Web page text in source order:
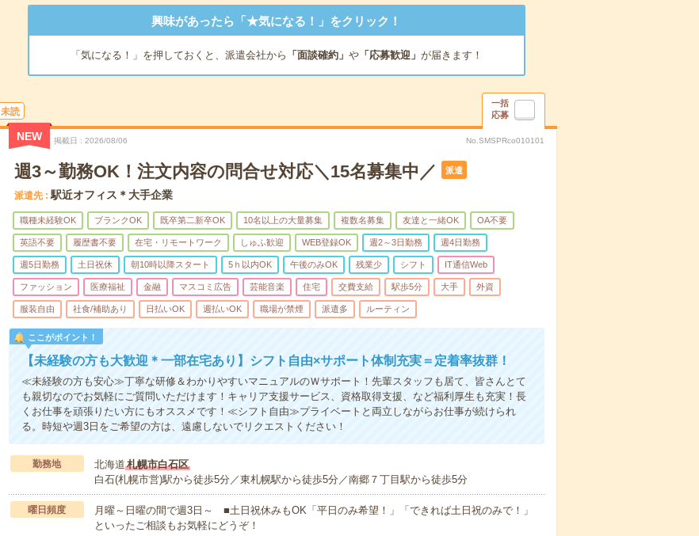
興味があったら「★気になる！」をクリック！
「気になる！」を押しておくと、派遣会社から 「面談確約」 や「応募歓迎」 が届きます！
未読
一括
応募
NEW 掲載日 2026/08/06 No.SMSPRco010101
週3～勤務OK！注文内容の問合せ対応＼15名募集中／ 派遣
派遣先 駅近オフィス＊大手企業
職種未経験OK ブランクOK 既卒第二新卒OK 10名以上の大量募集 複数名募集 友達と一緒OK OA不要
英語不要 履歴書不要 在宅・リモートワーク しゅふ歓迎 WEB登録OK 週2～3日勤務 週4日勤務
週5日勤務 土日祝休 朝10時以降スタート 5ｈ以内OK 午後のみOK 残業少 シフト IT通信Web
ファッション 医療福祉 金融 マスコミ広告 芸能音楽 住宅 交費支給 駅歩5分 大手 外資
服装自由 社食/補助あり 日払いOK 週払いOK 職場が禁煙 派遣多 ルーティン
ここがポイント！
【未経験の方も大歓迎＊一部在宅あり】シフト自由×サポート体制充実＝定着率抜群！
≪未経験の方も安心≫丁寧な研修＆わかりやすいマニュアルのＷサポート！先輩スタッフも居て、皆さんとて
も親切なのでお気軽にご質問いただけます！キャリア支援サービス、資格取得支援、など福利厚生も充実！長
くお仕事を頑張りたい方にもオススメです！≪シフト自由≫プライベートと両立しながらお仕事が続けられ
る。時短や週3日をご希望の方は、遠慮しないでリクエストください！
勤務地 北海道札幌市白石区
白石(札幌市営)駅から徒歩5分／東札幌駅から徒歩5分／南郷７丁目駅から徒歩5分
曜日頻度
月曜～日曜の間で週3日～ ■土日祝休みもOK「平日のみ希望！」「できれば土日祝のみで！」
といったご相談もお気軽にどうぞ！